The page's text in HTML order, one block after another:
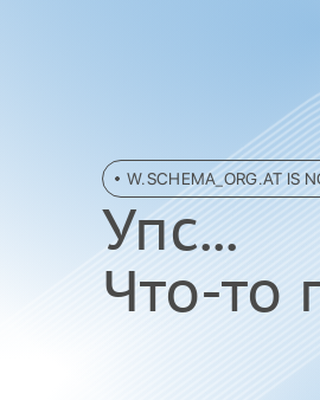
W.SCHEMA_ORG.AT IS
Упc...
Что-то